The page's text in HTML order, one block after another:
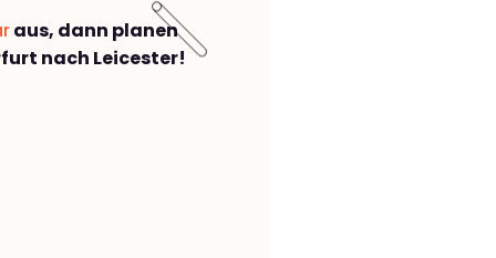
aus, dann planen
nach Leicester!